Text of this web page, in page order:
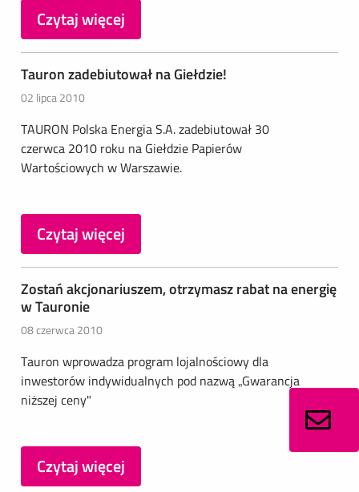
Czytaj więcej
Tauron zadebiutował na Giełdzie!
02 lipca 2010
TAURON Polska Energia S.A. zadebiutował 30
czerwca 2010 roku na Giełdzie Papierów
Wartościowych w Warszawie.
Czytaj więcej
Zostań akcjonariuszem, otrzymasz rabat na energię
w Tauronie
08 czerwca 2010
Tauron wprowadza program lojalnościowy dla
inwestorów indywidualnych pod nazwą „Gwarancja
niższej ceny"
Czytaj więcej